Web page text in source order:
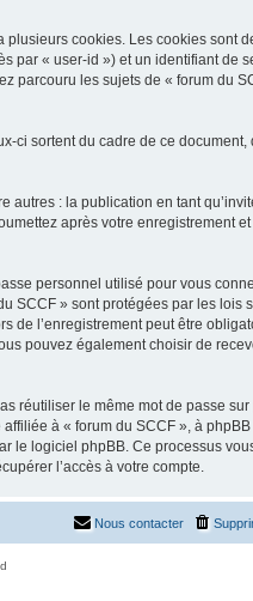
cookies. Les cookies sont
par « user-id ») et un identifiant de
parcouru les sujets de « forum du
ci sortent du cadre de ce
autres : la publication en tant
après votre enregistrement
personnel utilisé pour vous
SCCF » sont protégées par les
de l’enregistrement peut être
pouvez également choisir de
réutiliser le même mot de passe
à « forum du SCCF », à
le logiciel phpBB. Ce processus
l’accès à votre compte.
Nous contacter